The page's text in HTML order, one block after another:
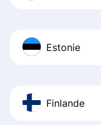
Estonie
Finlande